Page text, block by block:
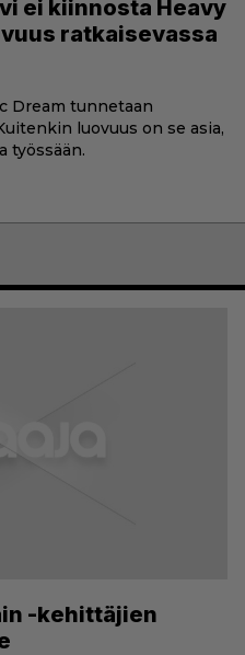
ei kiinnosta Heavy
ratkaisevassa
Dream tunnetaan
luovuus on se asia,
työssään.
-kehittäjien